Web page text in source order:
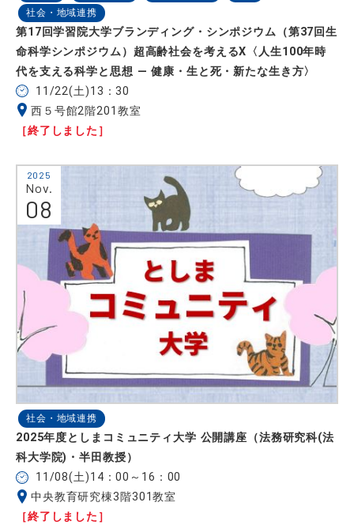
社会・地域連携
第17回学習院大学ブランディング・シンポジウム（第37回生
命科学シンポジウム）超高齢社会を考えるⅩ〈人生100年時
代を支える科学と思想 ― 健康・生と死・新たな生き方〉
11/22(土)13：30
西５号館2階201教室
［終了しました］
2025
Nov.
08
社会・地域連携
2025年度としまコミュニティ大学 公開講座（法務研究科(法
科大学院)・半田教授）
11/08(土)14：00～16：00
中央教育研究棟3階301教室
［終了しました］